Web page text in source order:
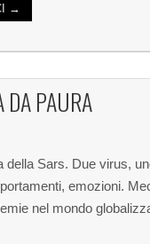
→
DA PAURA
della Sars. Due virus,
emozioni.
nel mondo